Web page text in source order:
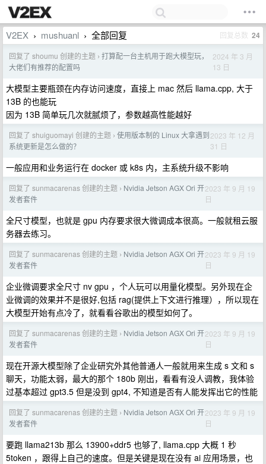
V2EX › mushuanl › 全部回复 回复总数 24
回复了 shoumu 创建的主题 › 打算配一台主机用于跑大模型玩，
大佬们有推荐的配置吗
2024 年 3 月
13 日
大模型主要瓶颈在内存访问速度，直接上 mac 然后 llama.cpp, 大于
13B 的也能玩
因为 13B 简单玩几次就腻烦了，参数越高性能越好
回复了 shuiguomayi 创建的主题 › 使用版本制的 Linux 大拿遇到
系统更新是怎么做的？
2023 年 12 月
31 日
一般应用和业务运行在 docker 或 k8s 内，主系统升级不影响
回复了 sunmacarenas 创建的主题 › Nvidia Jetson AGX Ori 开
发者套件
2023 年 9 月 19
日
全尺寸模型，也就是 gpu 内存要求很大微调成本很高。一般就租云服
务器去练习。
回复了 sunmacarenas 创建的主题 › Nvidia Jetson AGX Ori 开
发者套件
2023 年 9 月 19
日
企业微调要求全尺寸 nv gpu ，个人玩可以用量化模型。另外现在企
业微调的效果并不是很好,包括 rag(提供上下文进行推理），所以现在
大模型开始有点冷了，就看看谷歌出的模型如何了。
回复了 sunmacarenas 创建的主题 › Nvidia Jetson AGX Ori 开
发者套件
2023 年 9 月 19
日
现在开源大模型除了企业研究外其他普通人一般就用来生成 s 文和 s
聊天，功能太弱，最大的那个 180b 刚出，看看有没人调教，我体验
过基本超过 gpt3.5 但是没到 gpt4, 不知道是否有人能发挥出它的性能
回复了 sunmacarenas 创建的主题 › Nvidia Jetson AGX Ori 开
发者套件
2023 年 9 月 19
日
要跑 llama213b 那么 13900+ddr5 也够了, llama.cpp 大概 1 秒
5token ，跟得上自己的速度。但是关键是现在没有 ai 应用场景，也